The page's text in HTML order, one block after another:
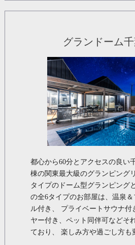
グランドーム
都心から60分とアクセスの良い
棟の関東最大級のグランピング
タイプのドーム型グランピング
の全6タイプのお部屋は、温泉
ル付き、 プライベートサウナ付
ヤー付き、ペット同伴可などそ
ており、 楽しみ方や過ごし方も